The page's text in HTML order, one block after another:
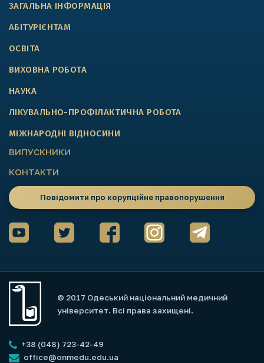
ЗАГАЛЬНА ІНФОРМАЦІЯ
АБІТУРІЄНТАМ
ОСВІТА
ВИХОВНА РОБОТА
НАУКА
ЛІКУВАЛЬНО-ПРОФІЛАКТИЧНА РОБОТА
МІЖНАРОДНІ ВІДНОСИНИ
ВИПУСКНИКИ
КОНТАКТИ
Повідомити про корупційне правопорушення
© 2017 Одеський національний медичний
університет. Всі права захищені.
+38 (048) 723-42-49
office@onmedu.edu.ua